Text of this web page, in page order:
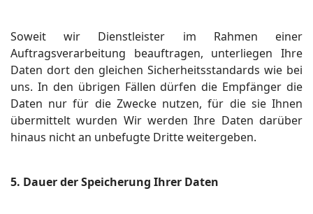
Soweit wir Dienstleister im Rahmen einer
Auftragsverarbeitung beauftragen, unterliegen Ihre
Daten dort den gleichen Sicherheitsstandards wie bei
uns. In den übrigen Fällen dürfen die Empfänger die
Daten nur für die Zwecke nutzen, für die sie Ihnen
übermittelt wurden Wir werden Ihre Daten darüber
hinaus nicht an unbefugte Dritte weitergeben.
5. Dauer der Speicherung Ihrer Daten